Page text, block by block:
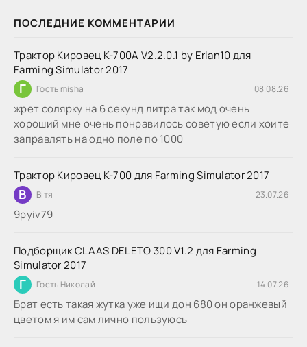
ПОСЛЕДНИЕ КОММЕНТАРИИ
Трактор Кировец К-700А V2.2.0.1 by Erlan10 для
Farming Simulator 2017
Г Гость misha 08.08.26
жрет солярку на 6 секунд литра так мод очень
хороший мне очень понравилось советую если хоите
заправлять на одно поле по 1000
Трактор Кировец К-700 для Farming Simulator 2017
В Вітя 23.07.26
9руіv79
Подборщик CLAAS DELETO 300 V1.2 для Farming
Simulator 2017
Г Гость Николай 14.07.26
Брат есть такая жутка уже ищи дон 680 он оранжевый
цветом я им сам лично пользуюсь